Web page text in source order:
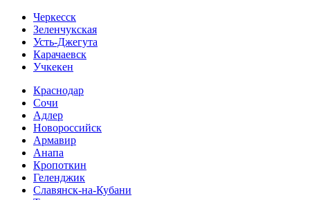
Черкесск
Зеленчукская
Усть-Джегута
Карачаевск
Учкекен
Краснодар
Сочи
Адлер
Новороссийск
Армавир
Анапа
Кропоткин
Геленджик
Славянск-на-Кубани